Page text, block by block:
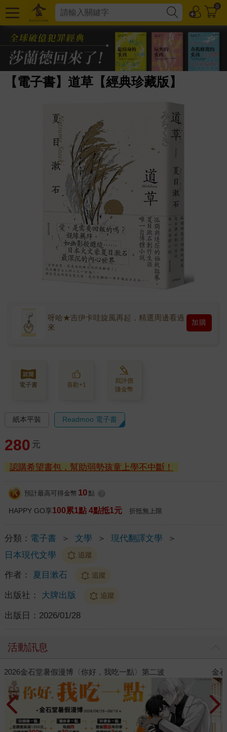
0
【電子書】道草【經典珍藏版】
呀哈★吉伊卡哇旋風再起，精選周邊看過
來
加購
電子書 喜歡+1
寫評價
賺金幣
紙本平裝 Readmoo 電子書
280 元
認購希望書包，幫助弱勢孩童上學不中斷！
預計最高可得金幣 10 點
HAPPY GO享100累1點 4點抵1元 折抵無上限
分類： 電子書 ＞ 文學 ＞ 現代翻譯文學
＞
日本現代文學
追蹤
作者： 夏目漱石 追蹤
出版社： 大牌出版 追蹤
出版日： 2026/01/28
活動訊息
金石堂2026海外優惠：電子書